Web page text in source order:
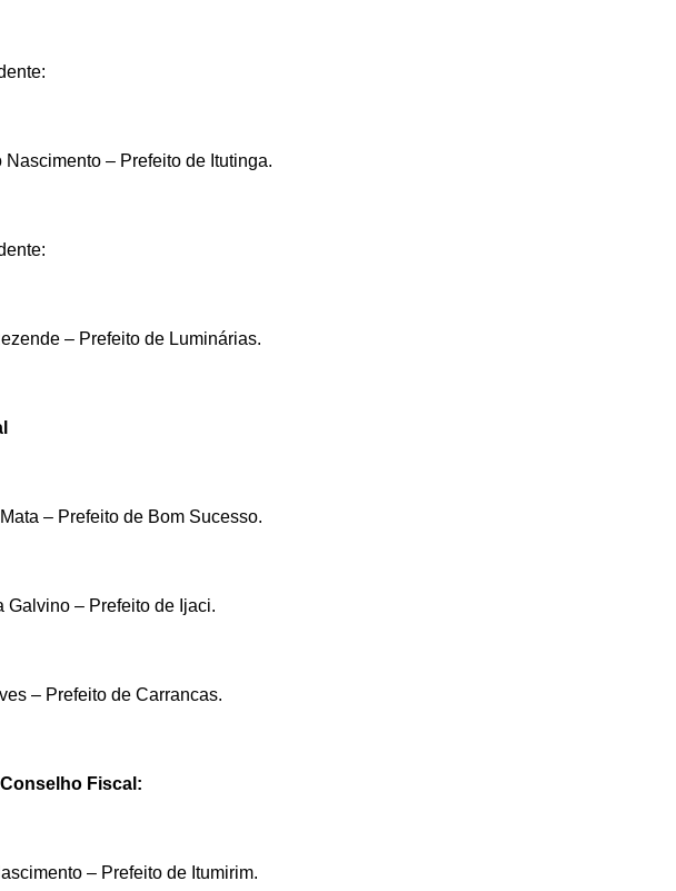
Nascimento – Prefeito de Itutinga.
– Prefeito de Luminárias.
– Prefeito de Bom Sucesso.
Galvino – Prefeito de Ijaci.
– Prefeito de Carrancas.
Fiscal:
– Prefeito de Itumirim.